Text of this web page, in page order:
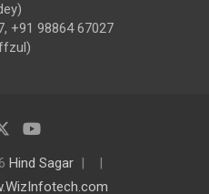
+91 98864 67027
Hind Sagar